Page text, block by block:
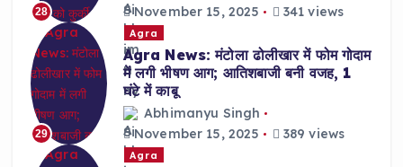
28
November 15, 2025
341 views
29
Agra
Agra News: मंटोला ढोलीखार में फोम गोदाम
में लगी भीषण आग; आतिशबाजी बनी वजह, 1
घंटे में काबू
Abhimanyu Singh
November 15, 2025
389 views
Agra